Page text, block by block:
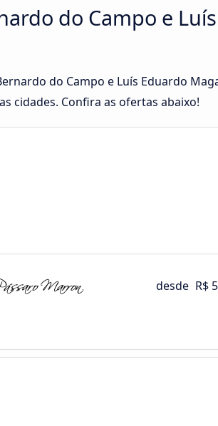
do Campo e
do Campo e Luís Eduardo
cidades. Confira as ofertas abaixo!
desde R$